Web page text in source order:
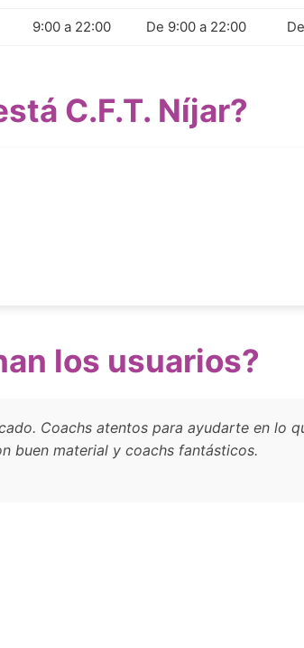
9:00 a 22:00 De 9:00 a 22:00
C.F.T. Níjar?
los usuarios?
Coachs atentos para ayudarte en lo
buen material y coachs fantásticos.